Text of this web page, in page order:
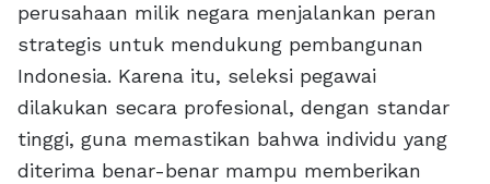
perusahaan milik negara menjalankan peran
strategis untuk mendukung pembangunan
Indonesia. Karena itu, seleksi pegawai
dilakukan secara profesional, dengan standar
tinggi, guna memastikan bahwa individu yang
diterima benar-benar mampu memberikan